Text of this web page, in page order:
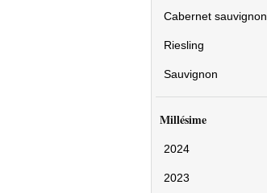
Cabernet sauvignon
Riesling
Sauvignon
Millésime
2024
2023